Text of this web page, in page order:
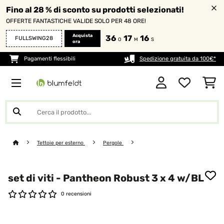
Fino al 28 % di sconto su prodotti selezionati!
OFFERTE FANTASTICHE VALIDE SOLO PER 48 ORE!
FULLSWING28
Acquista
ora
36 O 17 M 15 S
Pagamenti flessibili Spedizione gratuita da 100€*
Tettoie per esterno Pergole
set di viti - Pantheon Robust 3 x 4 w/BL
0 recensioni